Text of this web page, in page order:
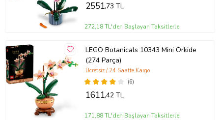
2551,73 TL
272,18 TL'den Başlayan Taksitlerle
LEGO Botanicals 10343 Mini Orkide
(274 Parça)
(6)
Ücretsiz / 24 Saatte Kargo
1611,42 TL
171,88 TL'den Başlayan Taksitlerle